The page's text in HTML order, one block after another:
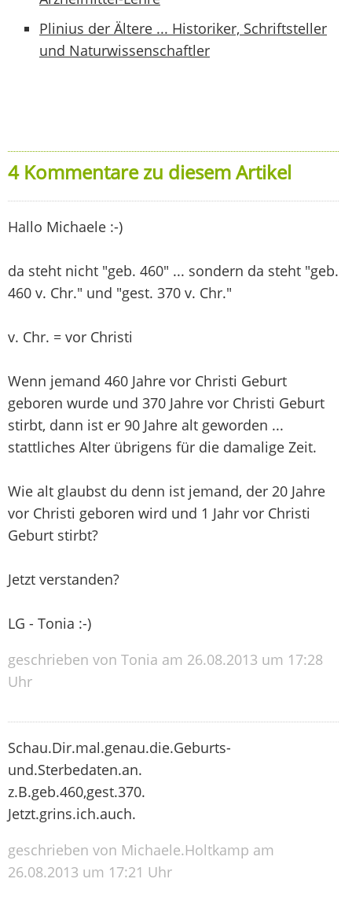
Plinius der Ältere ... Historiker, Schriftsteller
und Naturwissenschaftler
4 Kommentare zu diesem Artikel
Hallo Michaele :-)
da steht nicht "geb. 460" ... sondern da steht "geb.
460 v. Chr." und "gest. 370 v. Chr."
v. Chr. = vor Christi
Wenn jemand 460 Jahre vor Christi Geburt
geboren wurde und 370 Jahre vor Christi Geburt
stirbt, dann ist er 90 Jahre alt geworden ...
stattliches Alter übrigens für die damalige Zeit.
Wie alt glaubst du denn ist jemand, der 20 Jahre
vor Christi geboren wird und 1 Jahr vor Christi
Geburt stirbt?
Jetzt verstanden?
LG - Tonia :-)
geschrieben von Tonia am 26.08.2013 um 17:28
Uhr
Schau.Dir.mal.genau.die.Geburts-
und.Sterbedaten.an.
z.B.geb.460,gest.370.
Jetzt.grins.ich.auch.
geschrieben von Michaele.Holtkamp am
26.08.2013 um 17:21 Uhr